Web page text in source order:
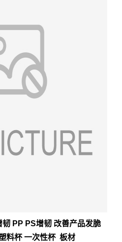
PP PS增韧 改善产品发脆
料杯 一次性杯 板材